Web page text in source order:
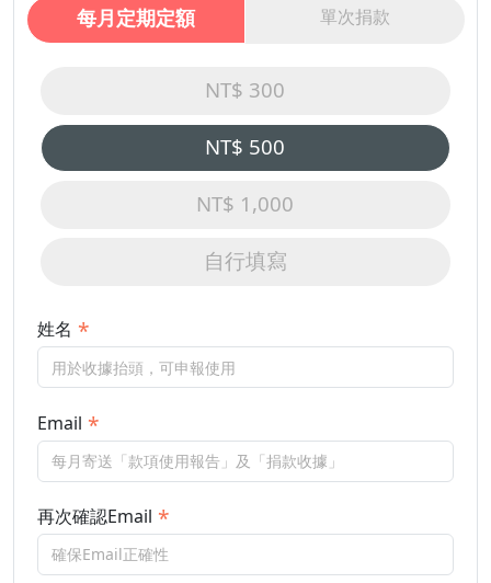
每月定期定額 單次捐款
NT$ 300
NT$ 500
NT$ 1,000
自行填寫
姓名
Email
再次確認Email